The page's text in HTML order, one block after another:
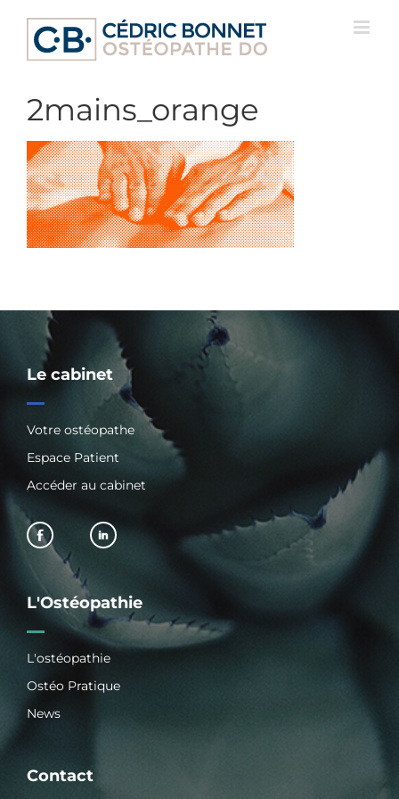
contenu
2mains_orange
Le cabinet
Votre ostéopathe
Espace Patient
Accéder au cabinet
L'Ostéopathie
L'ostéopathie
Ostéo Pratique
News
Contact